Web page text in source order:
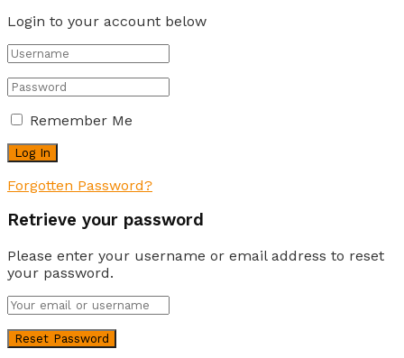
Login to your account below
Remember Me
Forgotten Password?
Retrieve your password
Please enter your username or email address to reset
your password.